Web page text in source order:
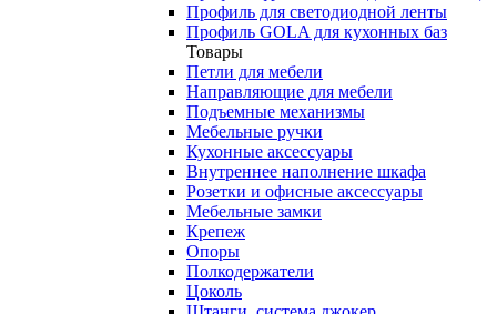
Профиль для светодиодной ленты
Профиль GOLA для кухонных баз
Товары
Петли для мебели
Направляющие для мебели
Подъемные механизмы
Мебельные ручки
Кухонные аксессуары
Внутреннее наполнение шкафа
Розетки и офисные аксессуары
Мебельные замки
Крепеж
Опоры
Полкодержатели
Цоколь